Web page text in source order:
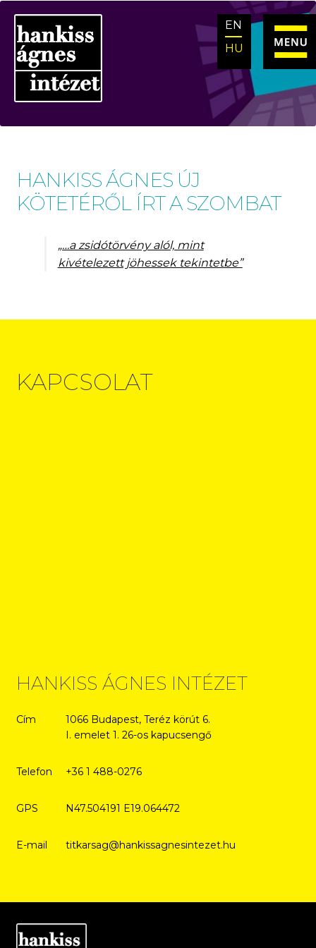
EN
HU
a
navigációhoz
a
tartalomba
HANKISS ÁGNES ÚJ
KÖTETÉRŐL ÍRT A SZOMBAT
„…a zsidótörvény alól, mint
kivételezett jöhessek tekintetbe”
KAPCSOLAT
HANKISS ÁGNES INTÉZET
Cím
1066 Budapest, Teréz körút 6.
I. emelet 1. 26-os kapucsengő
Telefon +36 1 488-0276
GPS N47.504191 E19.064472
E-mail titkarsag@hankissagnesintezet.hu